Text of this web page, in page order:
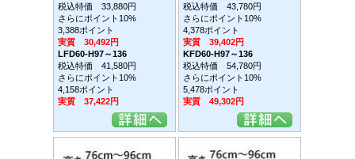
税込特価 33,880円
さらにポイント10%
3,388ポイント
実質 30,492円
LFD60-H97～136
税込特価 41,580円
さらにポイント10%
4,158ポイント
実質 37,422円
税込特価 43,780円
さらにポイント10%
4,378ポイント
実質 39,402円
KFD60-H97～136
税込特価 54,780円
さらにポイント10%
5,478ポイント
実質 49,302円